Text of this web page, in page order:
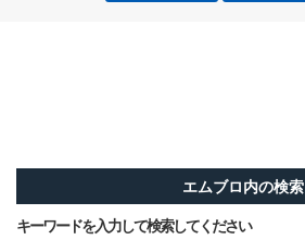
エムブロ内の検索
キーワードを入力して検索してください